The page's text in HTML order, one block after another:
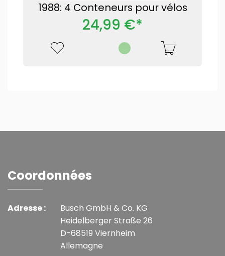
1988: 4 Conteneurs pour vélos
24,99 €*
Coordonnées
Adresse :
Busch GmbH & Co. KG
Heidelberger Straße 26
D-68519 Viernheim
Allemagne